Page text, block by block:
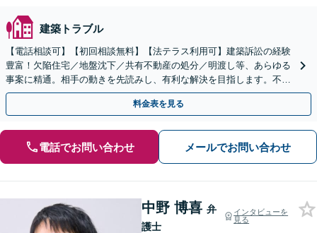
建築トラブル
【電話相談可】【初回相談無料】【法テラス利用可】建築訴訟の経験
豊富！欠陥住宅／地盤沈下／共有不動産の処分／明渡し等、あらゆる
事案に精通。相手の動きを先読みし、有利な解決を目指します。不動
産会社の顧問契約もお任せ【完全個室】【大宮駅3分】
料金表を見る
電話でお問い合わせ メールでお問い合わせ
中野 博喜 弁
護士
インタビューを
見る